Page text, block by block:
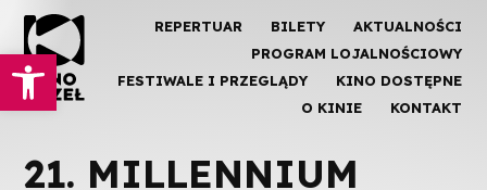
Otwórz pasek narzędzi
REPERTUAR BILETY
AKTUALNOŚCI
PROGRAM LOJALNOŚCIOWY
FESTIWALE I PRZEGLĄDY
KINO DOSTĘPNE
O KINIE
KONTAKT
21. MILLENNIUM